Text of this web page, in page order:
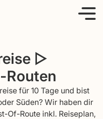
▷
Routen
für 10 Tage und bist
Süden? Wir haben dir
Of-Route inkl. Reiseplan,